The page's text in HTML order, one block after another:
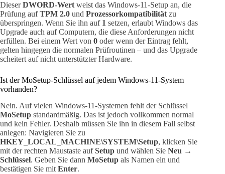
DieserDWORD-Wertweist das Windows-11-Setup an, die
Prüfung aufTPM 2.0 und Prozessorkompatibilitätzu
überspringen. Wenn Sie ihn auf 1 setzen, erlaubt Windows das
Upgrade auch auf Computern, die diese Anforderungen nicht
erfüllen. Bei einem Wert von 0 oder wenn der Eintrag fehlt,
gelten hingegen die normalen Prüfroutinen – und das Upgrade
scheitert auf nicht unterstützter Hardware.
Ist der MoSetup-Schlüssel auf jedem Windows-11-System
vorhanden?
Nein. Auf vielen Windows-11-Systemen fehlt der Schlüssel
MoSetup standardmäßig. Das ist jedoch vollkommen normal
und kein Fehler. Deshalb müssen Sie ihn in diesem Fall selbst
anlegen: Navigieren Sie zu
HKEY_LOCAL_MACHINE\SYSTEM\Setup, klicken Sie
mit der rechten Maustaste aufSetup und wählen Sie Neu →
Schlüssel. Geben Sie dann MoSetup als Namen ein und
bestätigen Sie mit Enter.